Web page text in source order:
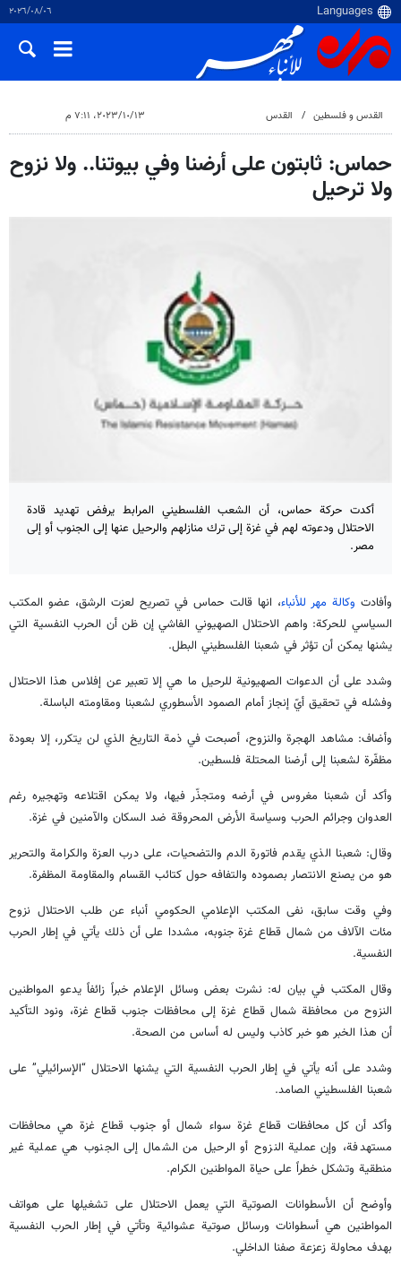
٠٦‏/٠٨‏/٢٠٢٦
القدس و فلسطین القدس ١٣‏/١٠‏/٢٠٢٣، ٧:١١ م
حماس: ثابتون على أرضنا وفي بيوتنا.. ولا نزوح
ولا ترحيل
أكدت حركة حماس، أن الشعب الفلسطيني المرابط يرفض تهديد قادة
الاحتلال ودعوته لهم في غزة إلى ترك منازلهم والرحيل عنها إلى الجنوب أو إلى
مصر.
وأفادت وكالة مهر للأنباء، انها قالت حماس في تصريح لعزت الرشق، عضو المكتب
السياسي للحركة: واهم الاحتلال الصهيوني الفاشي إن ظن أن الحرب النفسية التي
يشنها يمكن أن تؤثر في شعبنا الفلسطيني البطل.
وشدد على أن الدعوات الصهيونية للرحيل ما هي إلا تعبير عن إفلاس هذا الاحتلال
وفشله في تحقيق أيّ إنجاز أمام الصمود الأسطوري لشعبنا ومقاومته الباسلة.
وأضاف: مشاهد الهجرة والنزوح، أصبحت في ذمة التاريخ الذي لن يتكرر، إلا بعودة
مظفّرة لشعبنا إلى أرضنا المحتلة فلسطين.
وأكد أن شعبنا مغروس في أرضه ومتجذّر فيها، ولا يمكن اقتلاعه وتهجيره رغم
العدوان وجرائم الحرب وسياسة الأرض المحروقة ضد السكان والآمنين في غزة.
وقال: شعبنا الذي يقدم فاتورة الدم والتضحيات، على درب العزة والكرامة والتحرير
هو من يصنع الانتصار بصموده والتفافه حول كتائب القسام والمقاومة المظفرة.
وفي وقت سابق، نفى المكتب الإعلامي الحكومي أنباء عن طلب الاحتلال نزوح
مئات الآلاف من شمال قطاع غزة جنوبه، مشددا على أن ذلك يأتي في إطار الحرب
النفسية.
وقال المكتب في بيان له: نشرت بعض وسائل الإعلام خبراً زائفاً يدعو المواطنين
النزوح من محافظة شمال قطاع غزة إلى محافظات جنوب قطاع غزة، ونود التأكيد
أن هذا الخبر هو خبر كاذب وليس له أساس من الصحة.
وشدد على أنه يأتي في إطار الحرب النفسية التي يشنها الاحتلال “الإسرائيلي” على
شعبنا الفلسطيني الصامد.
وأكد أن كل محافظات قطاع غزة سواء شمال أو جنوب قطاع غزة هي محافظات
مستهدفة، وإن عملية النزوح أو الرحيل من الشمال إلى الجنوب هي عملية غير
منطقية وتشكل خطراً على حياة المواطنين الكرام.
وأوضح أن الأسطوانات الصوتية التي يعمل الاحتلال على تشغيلها على هواتف
المواطنين هي أسطوانات ورسائل صوتية عشوائية وتأتي في إطار الحرب النفسية
بهدف محاولة زعزعة صفنا الداخلي.